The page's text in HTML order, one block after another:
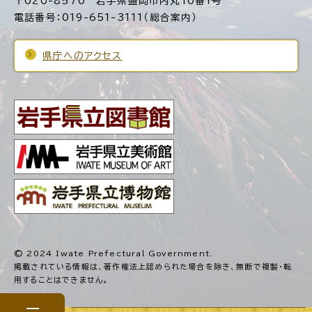
電話番号：019-651-3111（総合案内）
県庁へのアクセス
© 2024 Iwate Prefectural Government.
掲載されている情報は、著作権法上認められた場合を除き、無断で複製・転
用することはできません。